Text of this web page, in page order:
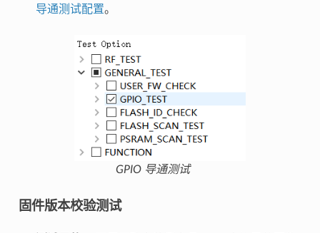
导通测试配置。
GPIO 导通测试
固件版本校验测试